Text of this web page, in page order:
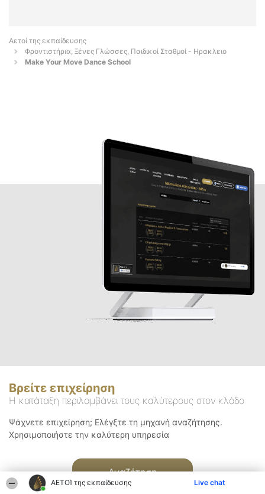
ΑΕΤΟΊ της εκπαίδευσης Live chat
Αετοί της εκπαίδευσης
Φροντιστήρια, Ξένες Γλώσσες, Παιδικοί Σταθμοί - Ηρακλειο
Make Your Move Dance School
Βρείτε επιχείρηση
Η κατάταξη περιλαμβάνει τους καλύτερους στον κλάδο
Ψάχνετε επιχείρηση; Ελέγξτε τη μηχανή αναζήτησης.
Χρησιμοποιήστε την καλύτερη υπηρεσία
Αναζήτηση